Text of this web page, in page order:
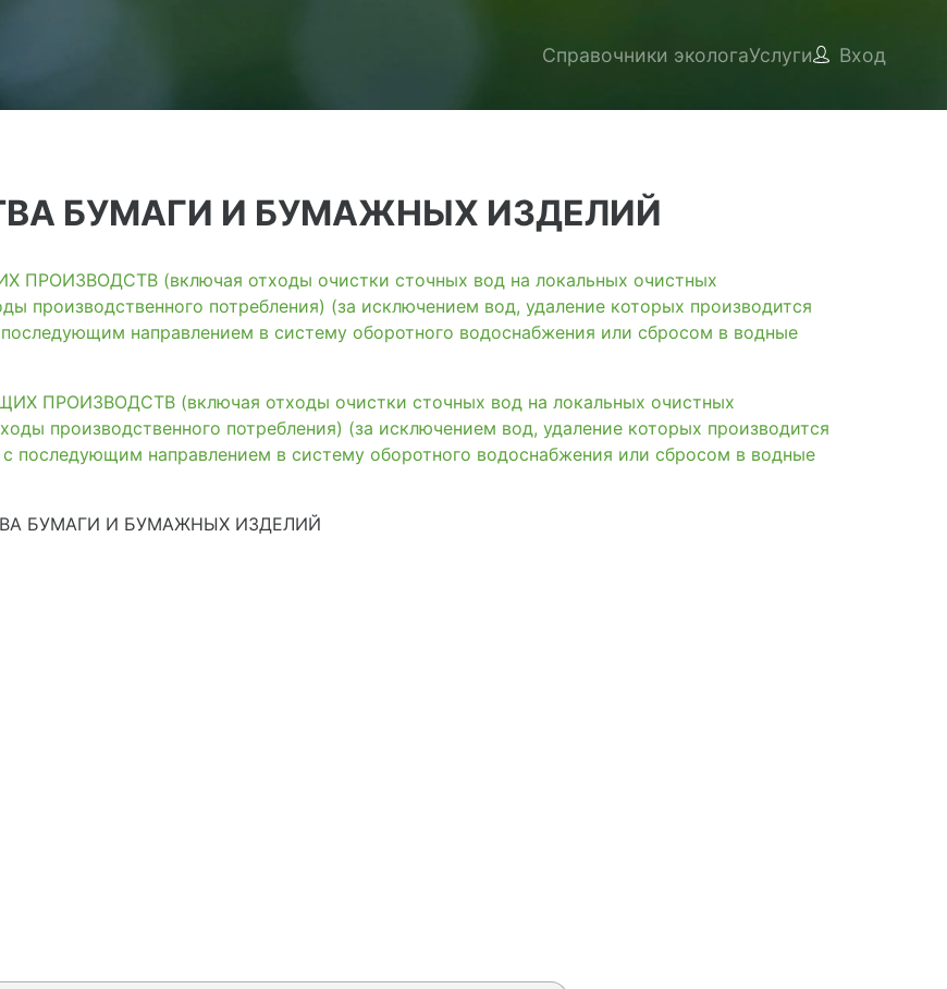
Справочники экологаУслуги Вход
БУМАГИ И БУМАЖНЫХ ИЗДЕЛИЙ
(включая отходы очистки сточных вод на локальных очистных
производственного потребления) (за исключением вод, удаление которых производится
направлением в систему оборотного водоснабжения или сбросом в водные
ПРОИЗВОДСТВ (включая отходы очистки сточных вод на локальных очистных
производственного потребления) (за исключением вод, удаление которых производится
последующим направлением в систему оборотного водоснабжения или сбросом в водные
БУМАГИ И БУМАЖНЫХ ИЗДЕЛИЙ